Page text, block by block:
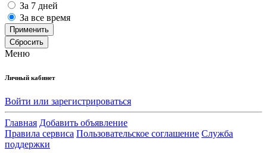
За 7 дней
За все время
Применить
Сбросить
Меню
Личный кабинет
Войти или зарегистрироваться
Главная Добавить объявление
Правила сервиса Пользовательское соглашение Служба
поддержки